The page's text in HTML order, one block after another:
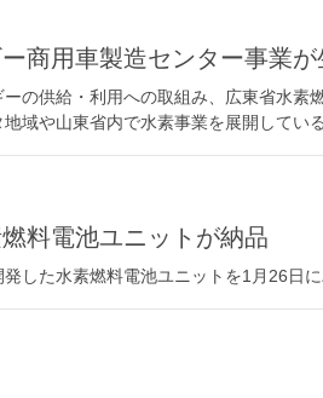
商用車製造センター事業
の供給・利用への取組み、広東省水素
域や山東省内で水素事業を展開している
料電池ユニットが納品
した水素燃料電池ユニットを1月26日